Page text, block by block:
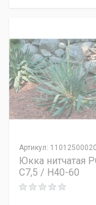
Артикул:
Юкка нитчатая
C7,5 / H40-60
Rating: 0 out of 5